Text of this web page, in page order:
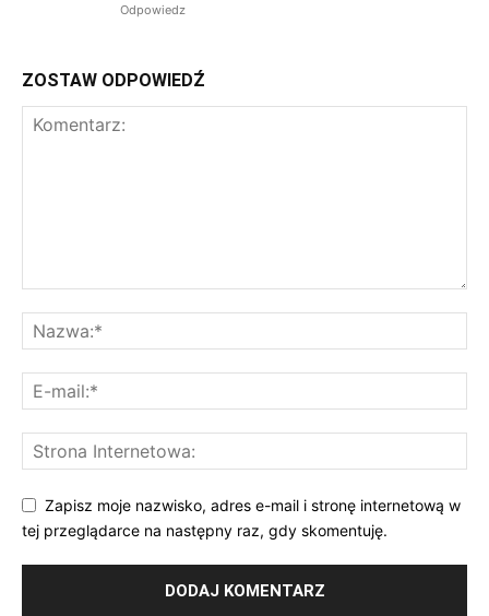
Odpowiedz
ZOSTAW ODPOWIEDŹ
Zapisz moje nazwisko, adres e-mail i stronę internetową w
tej przeglądarce na następny raz, gdy skomentuję.